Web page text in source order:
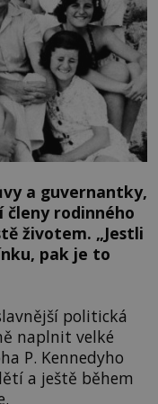
a guvernantky,
rodinného
životem. „Jestli
pak je to
politická
naplnit velké
P. Kennedyho
a ještě během